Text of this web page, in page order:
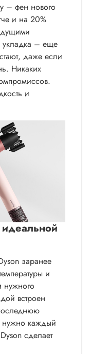
– фен нового
и на 20%
укладка – еще
даже если
Никаких
и
заранее
и
нужного
встроен
нужно каждый
сделает